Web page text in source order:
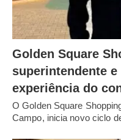
Golden Square
superintendente
experiência do
O Golden Square
Campo, inicia novo ciclo